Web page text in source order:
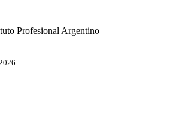
Profesional Argentino